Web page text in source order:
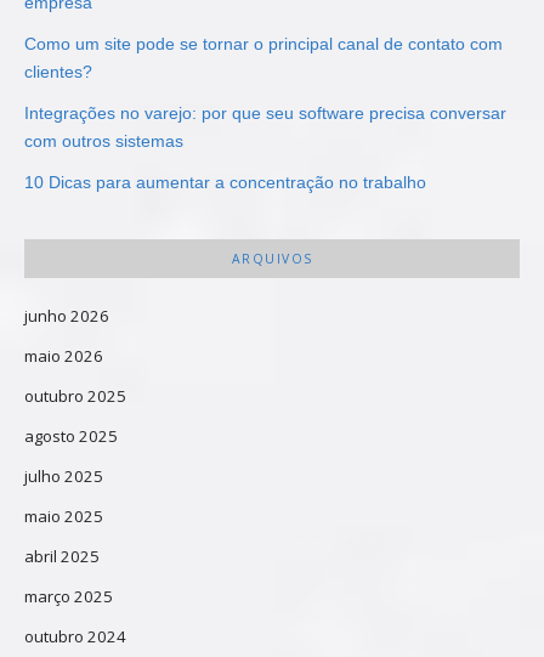
Como um site pode se tornar o principal canal de contato com
clientes?
Integrações no varejo: por que seu software precisa conversar
com outros sistemas
10 Dicas para aumentar a concentração no trabalho
ARQUIVOS
junho 2026
maio 2026
outubro 2025
agosto 2025
julho 2025
maio 2025
abril 2025
março 2025
outubro 2024